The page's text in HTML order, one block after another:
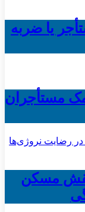
یا ضربه
مستأجران
نقش مسکن